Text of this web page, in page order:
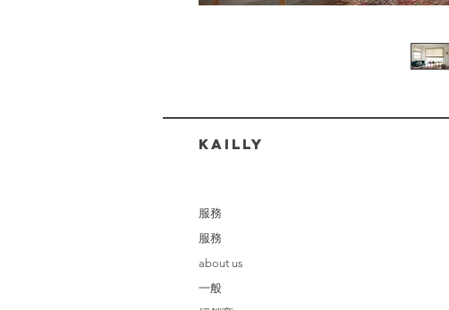
​KAILLY
服務
服務
about us
一般